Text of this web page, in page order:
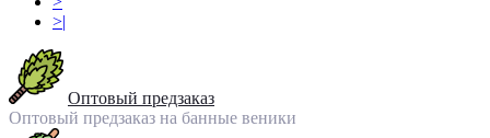
>|
Оптовый предзаказ
Оптовый предзаказ на банные веники